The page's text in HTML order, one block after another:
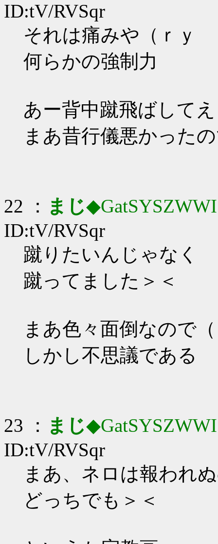
ID:tV/RVSqr
それは痛みや（ｒｙ
何らかの強制力
あー背中蹴飛ばしてえ
まあ昔行儀悪かった
22 ： まじ◆GatSYSZWWI
ID:tV/RVSqr
蹴りたいんじゃなく
蹴ってました＞＜
まあ色々面倒なので
しかし不思議である
23 ： まじ◆GatSYSZWWI
ID:tV/RVSqr
まあ、ネロは報われ
どっちでも＞＜